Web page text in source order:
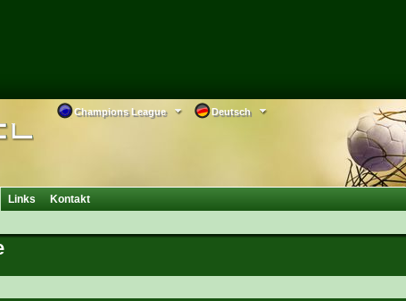
Deutsch
Champions League
Links Kontakt